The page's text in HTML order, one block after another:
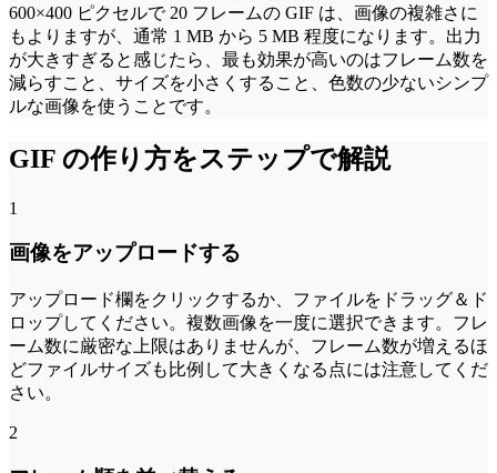
600×400 ピクセルで 20 フレームの GIF は、画像の複雑さに
もよりますが、通常 1 MB から 5 MB 程度になります。出力
が大きすぎると感じたら、最も効果が高いのはフレーム数を
減らすこと、サイズを小さくすること、色数の少ないシンプ
ルな画像を使うことです。
GIF の作り方をステップで解説
1
画像をアップロードする
アップロード欄をクリックするか、ファイルをドラッグ＆ド
ロップしてください。複数画像を一度に選択できます。フレ
ーム数に厳密な上限はありませんが、フレーム数が増えるほ
どファイルサイズも比例して大きくなる点には注意してくだ
さい。
2